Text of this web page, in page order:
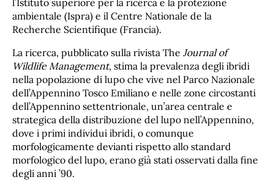
l’Istituto superiore per la ricerca e la protezione
ambientale (Ispra) e il Centre Nationale de la
Recherche Scientifique (Francia).
La ricerca, pubblicato sulla rivista The Journal of
Wildlife Management, stima la prevalenza degli ibridi
nella popolazione di lupo che vive nel Parco Nazionale
dell’Appennino Tosco Emiliano e nelle zone circostanti
dell’Appennino settentrionale, un’area centrale e
strategica della distribuzione del lupo nell’Appennino,
dove i primi individui ibridi, o comunque
morfologicamente devianti rispetto allo standard
morfologico del lupo, erano già stati osservati dalla fine
degli anni ’90.